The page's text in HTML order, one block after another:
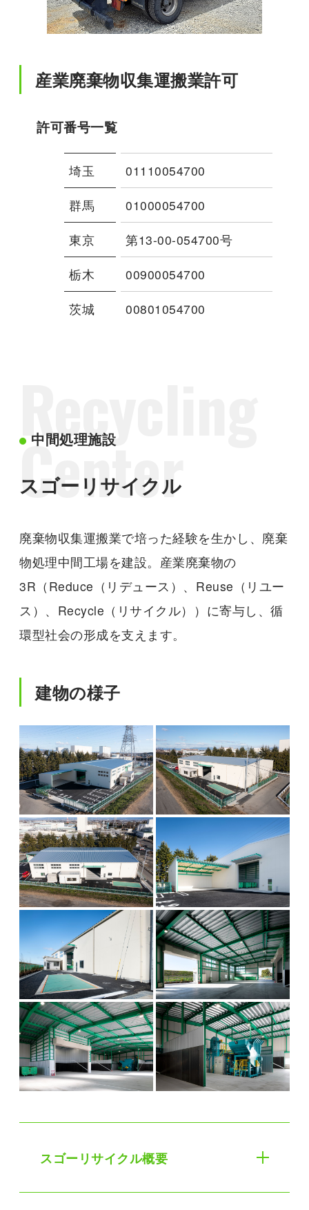
産業廃棄物収集運搬業許可
許可番号一覧
埼玉
01110054700
群馬
01000054700
東京
第13-00-054700号
栃木
00900054700
茨城
00801054700
中間処理施設
スゴーリサイクル
Recycling
Center
廃棄物収集運搬業で培った経験を生かし、廃棄
物処理中間工場を建設。産業廃棄物の
3R（Reduce（リデュース）、Reuse（リユー
ス）、Recycle（リサイクル））に寄与し、循
環型社会の形成を支えます。
建物の様子
スゴーリサイクル概要